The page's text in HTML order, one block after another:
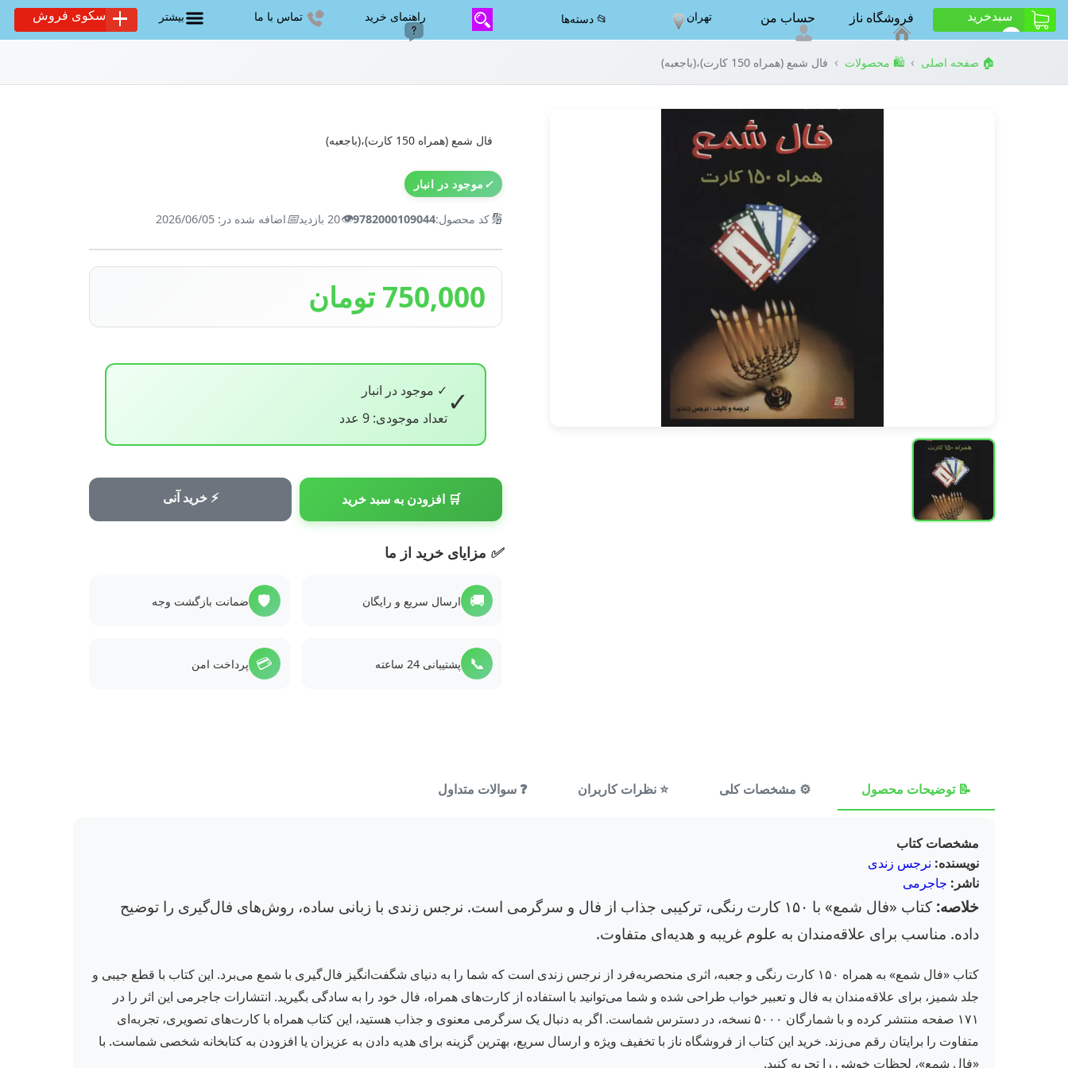
سبد‌خرید فروشگاه ناز حساب من تهران 📂 دسته‌ها راهنمای خرید تماس با ما بیشتر سکوی فروش
🏠 صفحه اصلی › 🛍️ محصولات › فال شمع (همراه 150 کارت)،(باجعبه)
فال شمع (همراه 150 کارت)،(باجعبه)
✓ موجود در انبار
🔢کد محصول:9782000109044
👁️20 بازدید 📅اضافه شده در: 2026/06/05
750,000 تومان
✓ ✓ موجود در انبار
تعداد موجودی: 9 عدد
🛒 افزودن به سبد خرید ⚡ خرید آنی
✅ مزایای خرید از ما
🚚 ارسال سریع و رایگان 🛡️ ضمانت بازگشت وجه
📞 پشتیبانی 24 ساعته 💳 پرداخت امن
📝 توضیحات محصول ⚙️ مشخصات کلی ⭐ نظرات کاربران ❓ سوالات متداول
مشخصات کتاب
نویسنده: نرجس زندی
ناشر: جاجرمی
خلاصه:
کتاب «فال شمع» با ۱۵۰ کارت رنگی، ترکیبی جذاب از فال و سرگرمی است. نرجس زندی با زبانی ساده، روش‌های فال‌گیری را توضیح
داده. مناسب برای علاقه‌مندان به علوم غریبه و هدیه‌ای متفاوت.
کتاب «فال شمع» به همراه ۱۵۰ کارت رنگی و جعبه، اثری منحصربه‌فرد از نرجس زندی است که شما را به دنیای شگفت‌انگیز فال‌گیری با شمع می‌برد. این کتاب با قطع جیبی و
جلد شمیز، برای علاقه‌مندان به فال و تعبیر خواب طراحی شده و شما می‌توانید با استفاده از کارت‌های همراه، فال خود را به سادگی بگیرید. انتشارات جاجرمی این اثر را در
۱۷۱ صفحه منتشر کرده و با شمارگان ۵۰۰۰ نسخه، در دسترس شماست. اگر به دنبال یک سرگرمی معنوی و جذاب هستید، این کتاب همراه با کارت‌های تصویری، تجربه‌ای
متفاوت را برایتان رقم می‌زند. خرید این کتاب از فروشگاه ناز با تخفیف ویژه و ارسال سریع، بهترین گزینه برای هدیه دادن به عزیزان یا افزودن به کتابخانه شخصی شماست. با
«فال شمع»، لحظات خوشی را تجربه کنید.